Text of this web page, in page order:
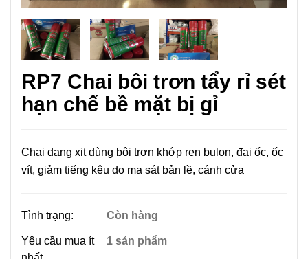
RP7 Chai bôi trơn tẩy rỉ sét
hạn chế bề mặt bị gỉ
Chai dạng xịt dùng bôi trơn khớp ren bulon, đai ốc, ốc
vít, giảm tiếng kêu do ma sát bản lề, cánh cửa
Tình trạng: Còn hàng
Yêu cầu mua ít
1 sản phẩm